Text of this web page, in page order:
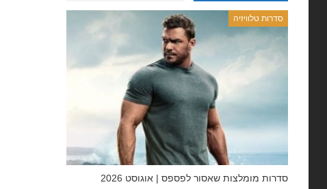
סדרות טלוויזיה
סדרות מומלצות שאסור לפספס | אוגוסט 2026